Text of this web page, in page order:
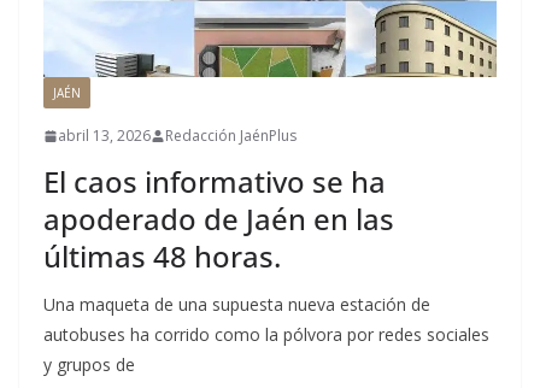
JAÉN
abril 13, 2026 Redacción JaénPlus
El caos informativo se ha
apoderado de Jaén en las
últimas 48 horas.
Una maqueta de una supuesta nueva estación de
autobuses ha corrido como la pólvora por redes sociales
y grupos de